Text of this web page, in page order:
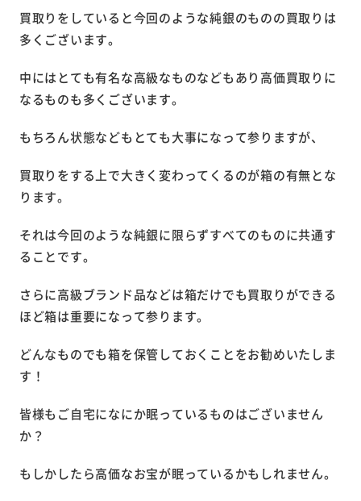
買取りをしていると今回のような純銀のものの買取りは
多くございます。
中にはとても有名な高級なものなどもあり高価買取りに
なるものも多くございます。
もちろん状態などもとても大事になって参りますが、
買取りをする上で大きく変わってくるのが箱の有無とな
ります。
それは今回のような純銀に限らずすべてのものに共通す
ることです。
さらに高級ブランド品などは箱だけでも買取りができる
ほど箱は重要になって参ります。
どんなものでも箱を保管しておくことをお勧めいたしま
す！
皆様もご自宅になにか眠っているものはございません
か？
もしかしたら高価なお宝が眠っているかもしれません。